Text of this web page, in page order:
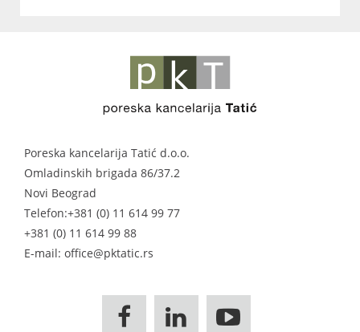
Poreska kancelarija Tatić d.o.o.
Omladinskih brigada 86/37.2
Novi Beograd
Telefon:+381 (0) 11 614 99 77
+381 (0) 11 614 99 88
E-mail: office@pktatic.rs
  